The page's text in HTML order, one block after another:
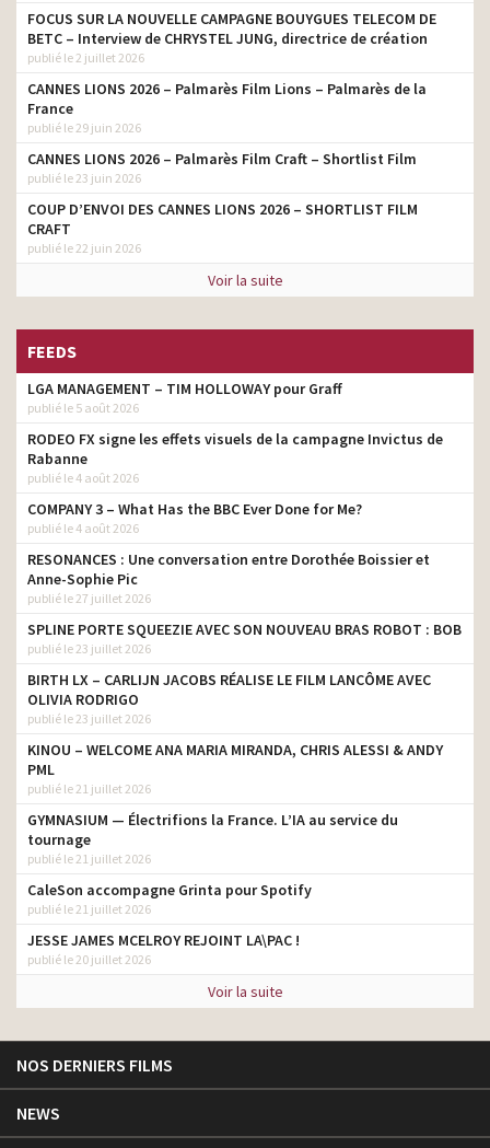
FOCUS SUR LA NOUVELLE CAMPAGNE BOUYGUES TELECOM DE
BETC – Interview de CHRYSTEL JUNG, directrice de création
publié le 2 juillet 2026
CANNES LIONS 2026 – Palmarès Film Lions – Palmarès de la
France
publié le 29 juin 2026
CANNES LIONS 2026 – Palmarès Film Craft – Shortlist Film
publié le 23 juin 2026
COUP D’ENVOI DES CANNES LIONS 2026 – SHORTLIST FILM
CRAFT
publié le 22 juin 2026
Voir la suite
FEEDS
LGA MANAGEMENT – TIM HOLLOWAY pour Graff
publié le 5 août 2026
RODEO FX signe les effets visuels de la campagne Invictus de
Rabanne
publié le 4 août 2026
COMPANY 3 – What Has the BBC Ever Done for Me?
publié le 4 août 2026
RESONANCES : Une conversation entre Dorothée Boissier et
Anne-Sophie Pic
publié le 27 juillet 2026
SPLINE PORTE SQUEEZIE AVEC SON NOUVEAU BRAS ROBOT : BOB
publié le 23 juillet 2026
BIRTH LX – CARLIJN JACOBS RÉALISE LE FILM LANCÔME AVEC
OLIVIA RODRIGO
publié le 23 juillet 2026
KINOU – WELCOME ANA MARIA MIRANDA, CHRIS ALESSI & ANDY
PML
publié le 21 juillet 2026
GYMNASIUM — Électrifions la France. L’IA au service du
tournage
publié le 21 juillet 2026
CaleSon accompagne Grinta pour Spotify
publié le 21 juillet 2026
JESSE JAMES MCELROY REJOINT LA\PAC !
publié le 20 juillet 2026
Voir la suite
NOS DERNIERS FILMS
NEWS